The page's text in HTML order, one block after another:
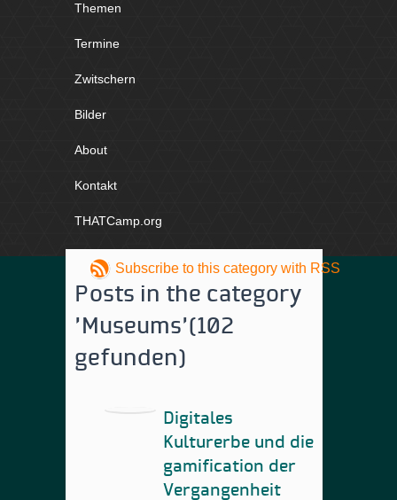
Themen
Termine
Zwitschern
Bilder
About
Kontakt
THATCamp.org
Subscribe to this category with RSS
Posts in the category
'Museums'(102
gefunden)
Digitales
Kulturerbe und die
gamification der
Vergangenheit